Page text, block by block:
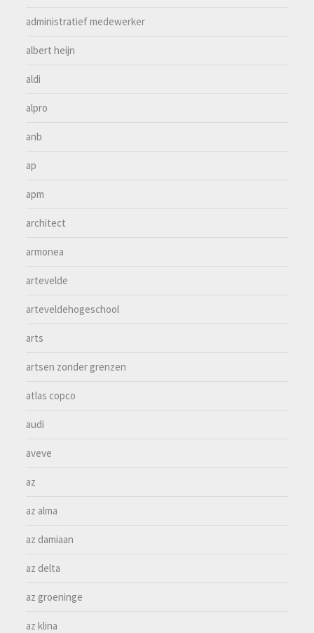
administratief medewerker
albert heijn
aldi
alpro
anb
ap
apm
architect
armonea
artevelde
arteveldehogeschool
arts
artsen zonder grenzen
atlas copco
audi
aveve
az
az alma
az damiaan
az delta
az groeninge
az klina